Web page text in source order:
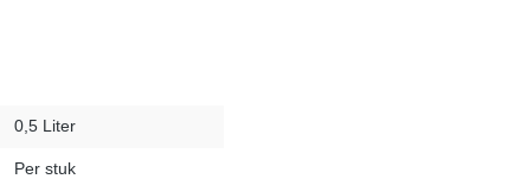
0,5 Liter
Per stuk